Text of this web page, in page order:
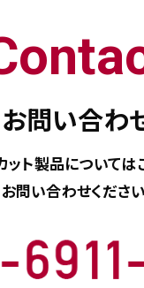
お問い合わ
ット製品については
お問い合わせください